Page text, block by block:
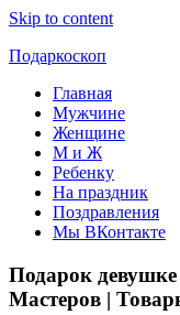
Skip to content
Подаркоскоп
Поможем
выбрать
подарить
Главная
Мужчине
Женщине
М и Ж
Ребенку
На праздник
Поздравления
Мы ВКонтакте
Подарок
Мастеров |